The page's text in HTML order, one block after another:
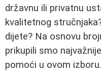
državnu ili privatnu
kvalitetnog
dijete? Na osnovu
prikupili smo
pomoći u ovom izboru.